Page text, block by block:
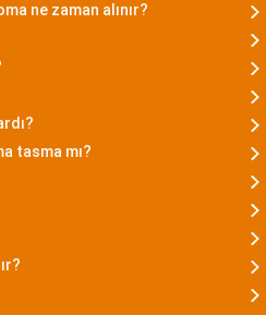
ne zaman alınır?
tasma mı?